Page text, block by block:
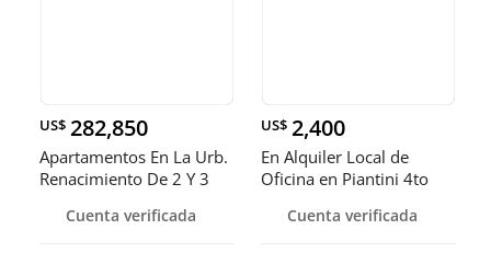
US$ 282,850
Apartamentos En La Urb.
Renacimiento De 2 Y 3
Mayo 2026
Cuenta verificada
US$ 2,400
En Alquiler Local de
Oficina en Piantini 4to
Cuenta verificada